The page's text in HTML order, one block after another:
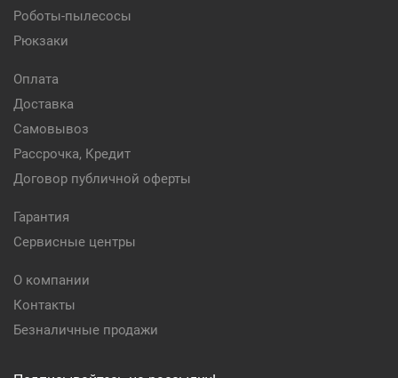
Роботы-пылесосы
Рюкзаки
Оплата
Доставка
Самовывоз
Рассрочка, Кредит
Договор публичной оферты
Гарантия
Сервисные центры
О компании
Контакты
Безналичные продажи